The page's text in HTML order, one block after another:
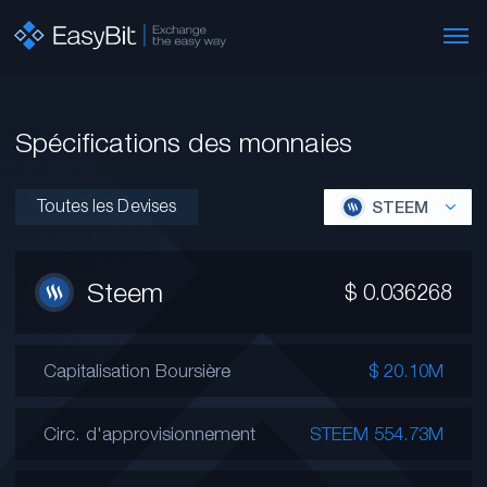
Spécifications des monnaies
Toutes les Devises STEEM
Steem $ 0.036268
Capitalisation Boursière $ 20.10M
Circ. d'approvisionnement STEEM 554.73M